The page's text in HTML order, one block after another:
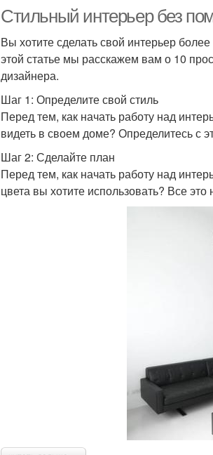
Стильный интерьер без
Вы хотите сделать свой интерьер
этой статье мы расскажем вам о 10
дизайнера.
Шаг 1: Определите свой стиль
Перед тем, как начать работу над
видеть в своем доме? Определитесь с
Шаг 2: Сделайте план
Перед тем, как начать работу над
цвета вы хотите использовать? Все